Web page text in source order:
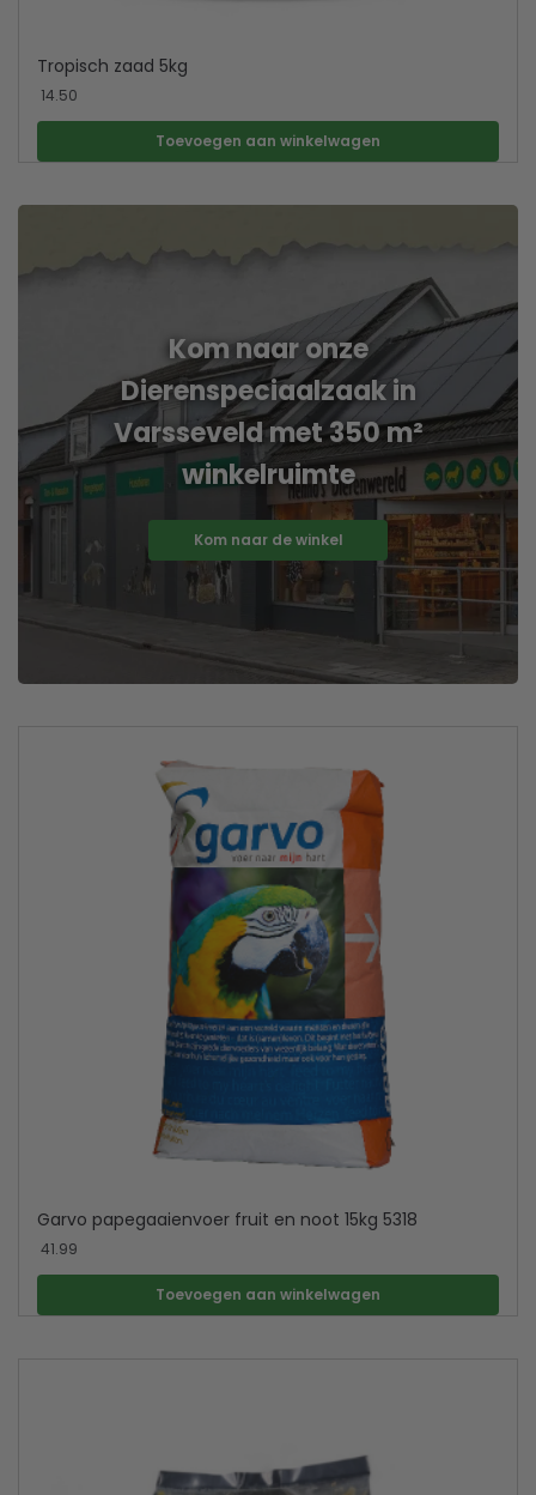
Tropisch zaad 5kg
14.50
Toevoegen aan winkelwagen
Kom naar onze
Dierenspeciaalzaak in
Varsseveld met 350 m²
winkelruimte
Kom naar de winkel
Garvo papegaaienvoer fruit en noot 15kg 5318
41.99
Toevoegen aan winkelwagen